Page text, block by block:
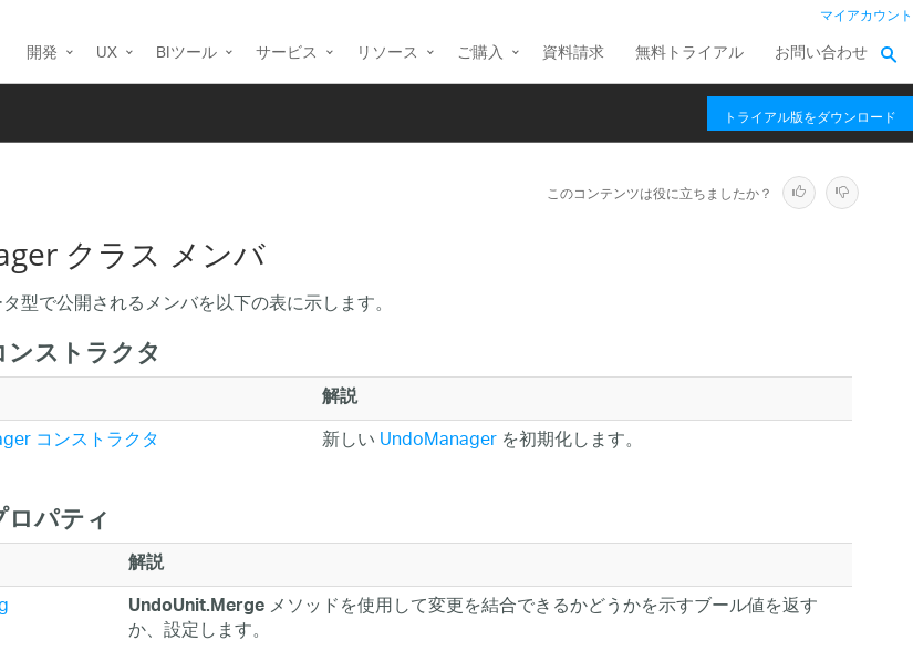
マイアカウント
開発 UX BIツール サービス リソース ご購入 資料請求 無料トライアル お問い合わせ
トライアル版をダウンロード
このコンテンツは役に立ちましたか？
クラス メンバ
型で公開されるメンバを以下の表に示します。
ストラクタ
解説
コンストラクタ 新しいUndoManagerを初期化します。
パティ
解説
UndoUnit.Mergeメソッドを使用して変更を結合できるかどうかを示すブール値を返す
か、設定します。